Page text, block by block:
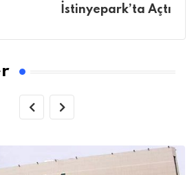
İstinyepark’ta Açtı